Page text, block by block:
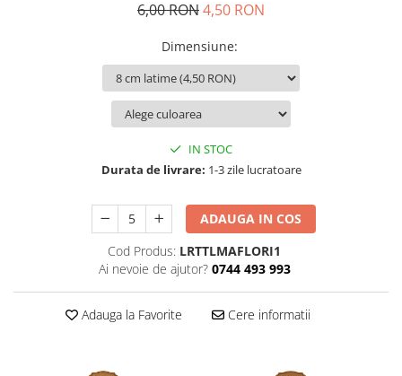
6,00 RON4,50 RON
Dimensiune:
IN STOC
Durata de livrare: 1-3 zile lucratoare
ADAUGA IN COS
Cod Produs: LRTTLMAFLORI1
Ai nevoie de ajutor? 0744 493 993
Adauga la Favorite Cere informatii